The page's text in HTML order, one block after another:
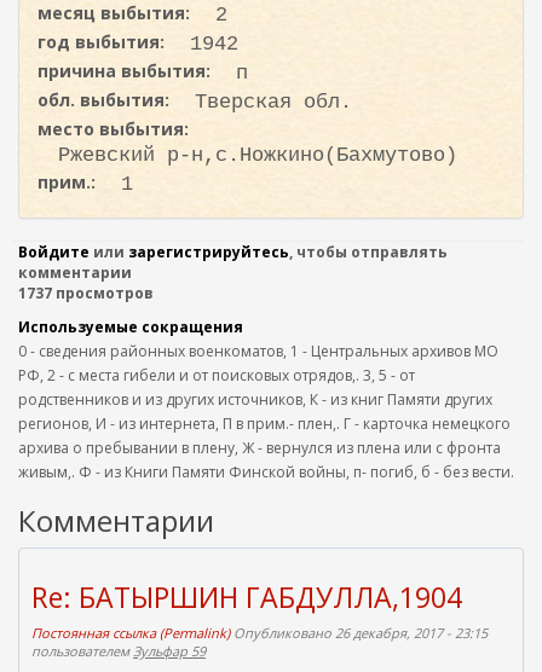
месяц выбытия:
2
год выбытия:
1942
причина выбытия:
п
обл. выбытия:
Тверская обл.
место выбытия:
Ржевский р-н,с.Ножкино(Бахмутово)
прим.:
1
Войдите или зарегистрируйтесь, чтобы отправлять
комментарии
1737 просмотров
Используемые сокращения
0 - сведения районных военкоматов, 1 - Центральных архивов МО
РФ, 2 - с места гибели и от поисковых отрядов,. 3, 5 - от
родственников и из других источников, К - из книг Памяти других
регионов, И - из интернета, П в прим.- плен,. Г - карточка немецкого
архива о пребывании в плену, Ж - вернулся из плена или с фронта
живым,. Ф - из Книги Памяти Финской войны, п- погиб, б - без вести.
Комментарии
Re: БАТЫРШИН ГАБДУЛЛА,1904
Постоянная ссылка (Permalink)Опубликовано 26 декабря, 2017 - 23:15
пользователемЗульфар 59